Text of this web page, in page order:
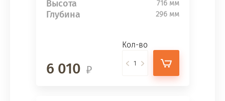
Высота 716 мм
Глубина 296 мм
6 010
Кол-во